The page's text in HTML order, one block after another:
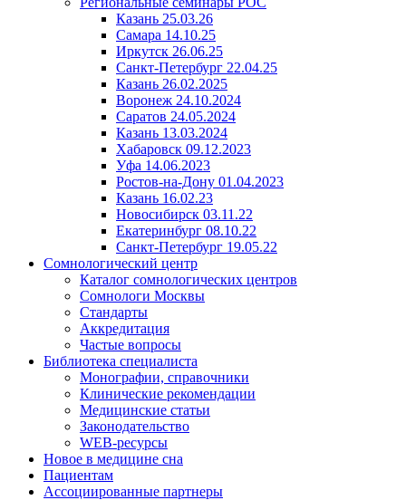
Казань 25.03.26
Самара 14.10.25
Иркутск 26.06.25
Санкт-Петербург 22.04.25
Казань 26.02.2025
Воронеж 24.10.2024
Саратов 24.05.2024
Казань 13.03.2024
Хабаровск 09.12.2023
Уфа 14.06.2023
Ростов-на-Дону 01.04.2023
Казань 16.02.23
Новосибирск 03.11.22
Екатеринбург 08.10.22
Санкт-Петербург 19.05.22
Сомнологический центр
Каталог сомнологических центров
Сомнологи Москвы
Стандарты
Аккредитация
Частые вопросы
Библиотека специалиста
Монографии, справочники
Клинические рекомендации
Медицинские статьи
Законодательство
WEB-ресурсы
Новое в медицине сна
Пациентам
Ассоциированные партнеры